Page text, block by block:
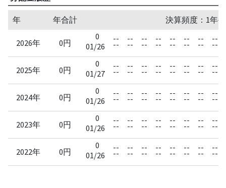
年 年合計 決算頻度：1年
2026年 0円
0
01/26
--
--
--
--
--
--
--
--
--
--
--
--
--
--
--
--
2025年 0円
0
01/27
--
--
--
--
--
--
--
--
--
--
--
--
--
--
--
--
2024年 0円
0
01/26
--
--
--
--
--
--
--
--
--
--
--
--
--
--
--
--
2023年 0円
0
01/26
--
--
--
--
--
--
--
--
--
--
--
--
--
--
--
--
2022年 0円
0
01/26
--
--
--
--
--
--
--
--
--
--
--
--
--
--
--
--